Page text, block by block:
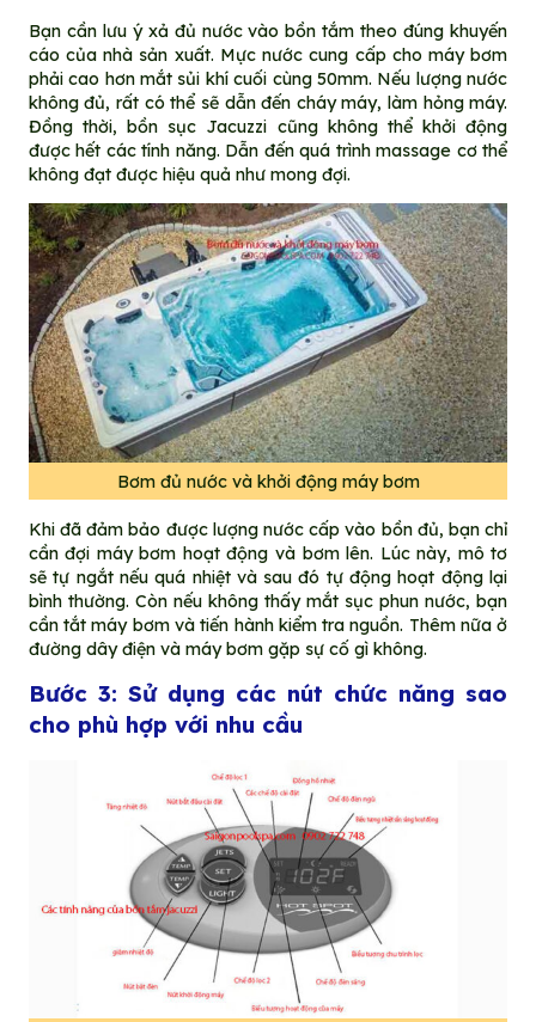
Bạn cần lưu ý xả đủ nước vào bồn tắm theo đúng khuyến
cáo của nhà sản xuất. Mực nước cung cấp cho máy bơm
phải cao hơn mắt sủi khí cuối cùng 50mm. Nếu lượng nước
không đủ, rất có thể sẽ dẫn đến cháy máy, làm hỏng máy.
Đồng thời, bồn sục Jacuzzi cũng không thể khởi động
được hết các tính năng. Dẫn đến quá trình massage cơ thể
không đạt được hiệu quả như mong đợi.
Bơm đủ nước và khởi động máy bơm
Khi đã đảm bảo được lượng nước cấp vào bồn đủ, bạn chỉ
cần đợi máy bơm hoạt động và bơm lên. Lúc này, mô tơ
sẽ tự ngắt nếu quá nhiệt và sau đó tự động hoạt động lại
bình thường. Còn nếu không thấy mắt sục phun nước, bạn
cần tắt máy bơm và tiến hành kiểm tra nguồn. Thêm nữa ở
đường dây điện và máy bơm gặp sự cố gì không.
Bước 3: Sử dụng các nút chức năng sao
cho phù hợp với nhu cầu